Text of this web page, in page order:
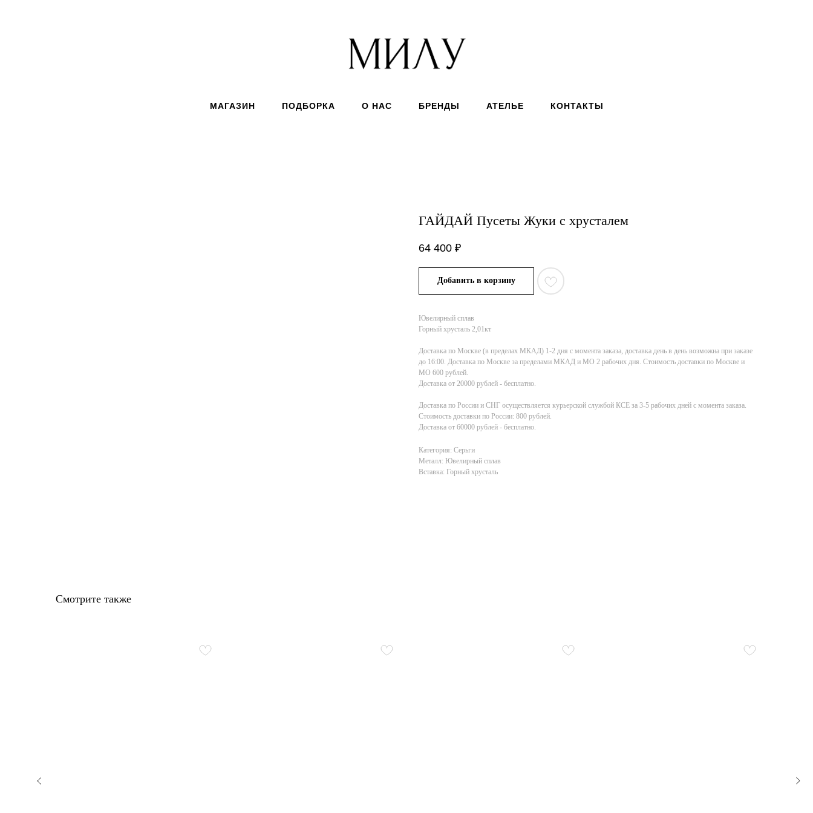
МАГАЗИН ПОДБОРКА О НАС БРЕНДЫ АТЕЛЬЕ КОНТАКТЫ
ГАЙДАЙ Пусеты Жуки с хрусталем
64 400 ₽
Добавить в корзину
Ювелирный сплав
Горный хрусталь 2,01кт
Доставка по Москве (в пределах МКАД) 1-2 дня с момента заказа, доставка день в день возможна при заказе
до 16:00. Доставка по Москве за пределами МКАД и МО 2 рабочих дня. Стоимость доставки по Москве и
МО 600 рублей.
Доставка от 20000 рублей - бесплатно.
Доставка по России и СНГ осуществляется курьерской службой КСE за 3-5 рабочих дней с момента заказа.
Стоимость доставки по России: 800 рублей.
Доставка от 60000 рублей - бесплатно.
Категория: Серьги
Металл: Ювелирный сплав
Вставка: Горный хрусталь
Смотрите также